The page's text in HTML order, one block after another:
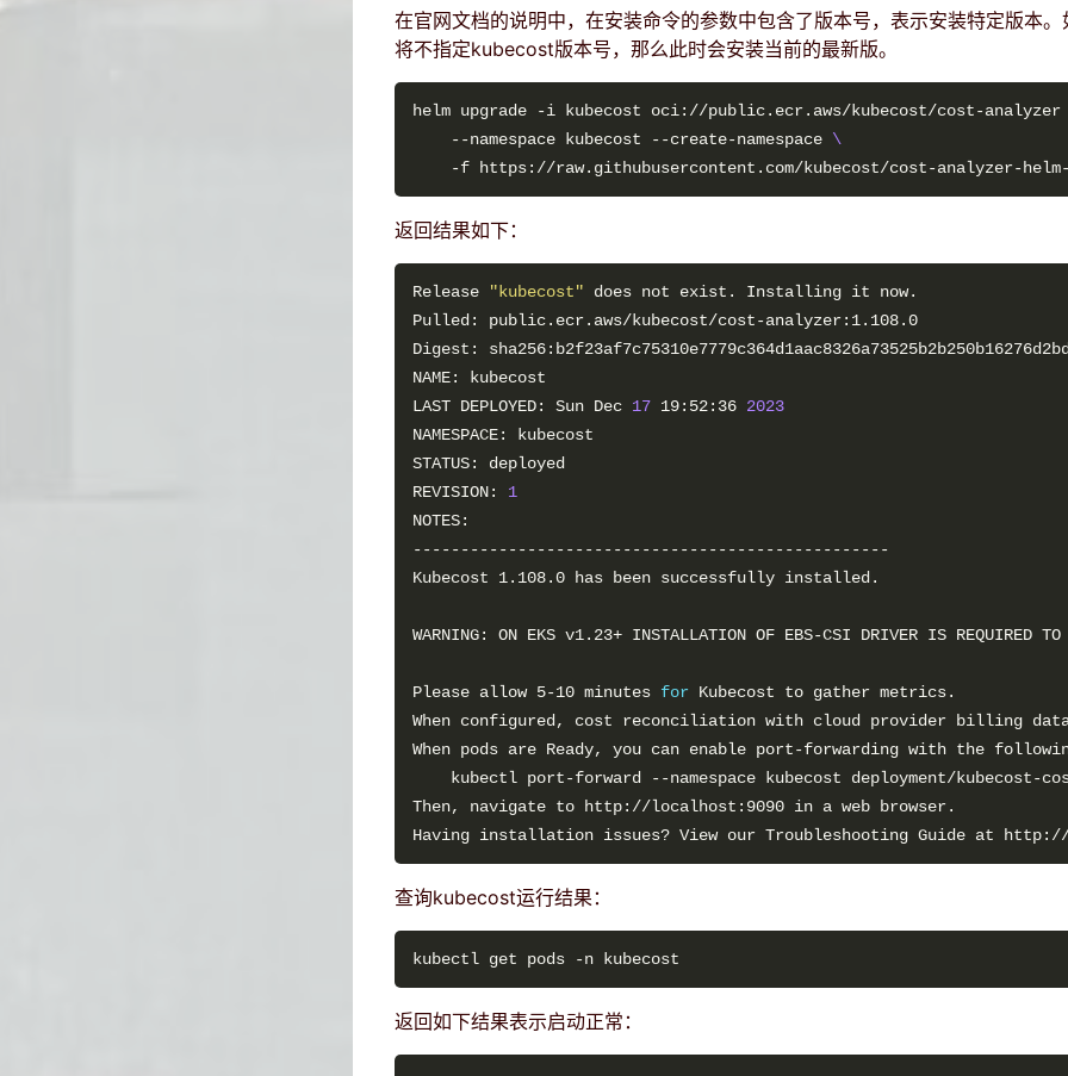
在官网文档的说明中，在安装命令的参数中包含了版本号，表示安装特定版本。
将不指定kubecost版本号，那么此时会安装当前的最新版。
helm upgrade -i kubecost oci://public.ecr.aws/kubecost/cost-
    --namespace kubecost --create-namespace
\
返回结果如下：
Release "kubecost"
Pulled: public.ecr.aws/kubecost/cost-analyzer:1.108.0
LAST DEPLOYED: Sun Dec 17 19:52:36 2023
STATUS: deployed
REVISION: 1
Please allow 5-10 minutes for
When configured, cost reconciliation with cloud provider billing
kubectl port-forward --namespace kubecost deployment/kubecost-
查询kubecost运行结果：
返回如下结果表示启动正常：